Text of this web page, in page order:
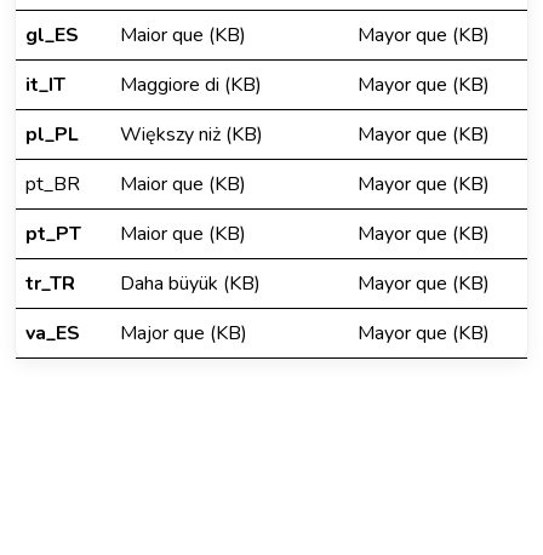
gl_ES
Maior que (KB)
Mayor que (KB)
it_IT
Maggiore di (KB)
Mayor que (KB)
pl_PL
Większy niż (KB)
Mayor que (KB)
pt_BR
Maior que (KB)
Mayor que (KB)
pt_PT
Maior que (KB)
Mayor que (KB)
tr_TR
Daha büyük (KB)
Mayor que (KB)
va_ES
Major que (KB) Mayor que (KB)